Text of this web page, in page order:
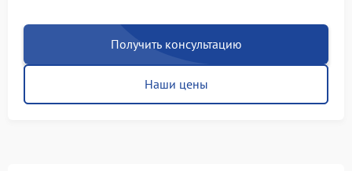
Получить консультацию
Наши цены